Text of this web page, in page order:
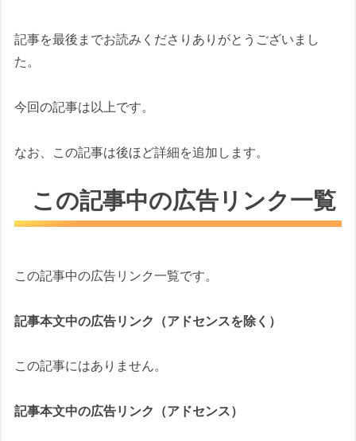
記事を最後までお読みくださりありがとうございまし
た。
今回の記事は以上です。
なお、この記事は後ほど詳細を追加します。
この記事中の広告リンク一覧
この記事中の広告リンク一覧です。
記事本文中の広告リンク（アドセンスを除く）
この記事にはありません。
記事本文中の広告リンク（アドセンス）